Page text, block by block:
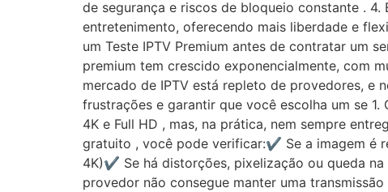
de segurança e riscos de bloqueio constante .
entretenimento, oferecendo mais liberdade e
um Teste IPTV Premium antes de contratar um
premium tem crescido exponencialmente, com
mercado de IPTV está repleto de provedores, e
frustrações e garantir que você escolha um se
4K e Full HD , mas, na prática, nem sempre
gratuito , você pode verificar:✔ Se a imagem é
4K)✔ Se há distorções, pixelização ou queda
provedor não consegue manter uma